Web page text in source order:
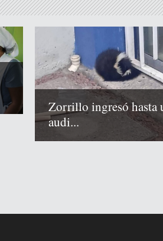
Zorrillo ingresó hasta
audi...